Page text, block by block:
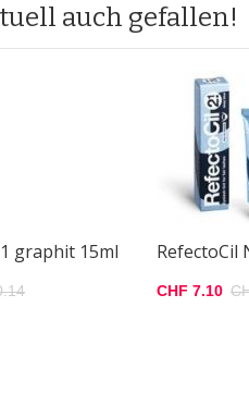
auch gefallen!
graphit 15ml RefectoCil
CHF 7.10